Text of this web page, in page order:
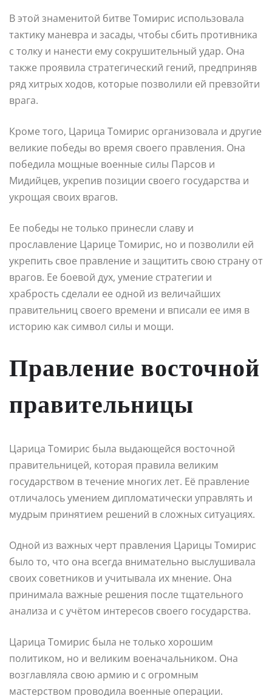
В этой знаменитой битве Томирис использовала
тактику маневра и засады, чтобы сбить противника
с толку и нанести ему сокрушительный удар. Она
также проявила стратегический гений, предприняв
ряд хитрых ходов, которые позволили ей превзойти
врага.
Кроме того, Царица Томирис организовала и другие
великие победы во время своего правления. Она
победила мощные военные силы Парсов и
Мидийцев, укрепив позиции своего государства и
укрощая своих врагов.
Ее победы не только принесли славу и
прославление Царице Томирис, но и позволили ей
укрепить свое правление и защитить свою страну от
врагов. Ее боевой дух, умение стратегии и
храбрость сделали ее одной из величайших
правительниц своего времени и вписали ее имя в
историю как символ силы и мощи.
Правление восточной
правительницы
Царица Томирис была выдающейся восточной
правительницей, которая правила великим
государством в течение многих лет. Её правление
отличалось умением дипломатически управлять и
мудрым принятием решений в сложных ситуациях.
Одной из важных черт правления Царицы Томирис
было то, что она всегда внимательно выслушивала
своих советников и учитывала их мнение. Она
принимала важные решения после тщательного
анализа и с учётом интересов своего государства.
Царица Томирис была не только хорошим
политиком, но и великим военачальником. Она
возглавляла свою армию и с огромным
мастерством проводила военные операции.